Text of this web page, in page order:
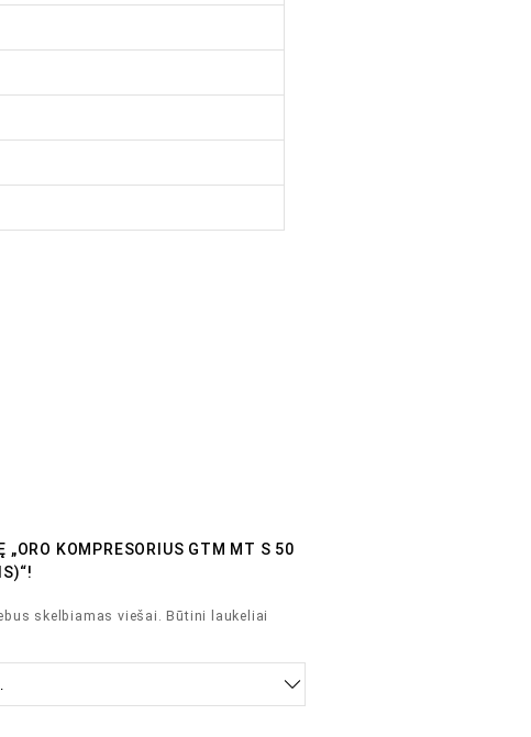
„ORO KOMPRESORIUS GTM MT S 50
skelbiamas viešai. Būtini laukeliai